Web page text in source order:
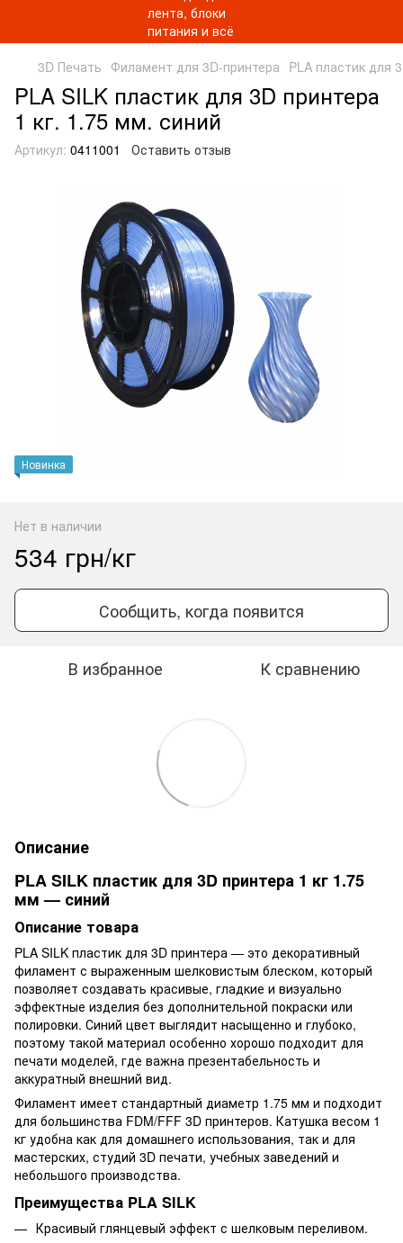
3D Печать Филамент для 3D-принтера PLA пластик для
PLA SILK пластик для 3D принтера
1 кг. 1.75 мм. синий
Артикул: 0411001 Оставить отзыв
Новинка
Нет в наличии
534 грн/кг
Сообщить, когда появится
В избранное К сравнению
Описание
PLA SILK пластик для 3D принтера 1 кг 1.75
мм — синий
Описание товара
PLA SILK пластик для 3D принтера — это декоративный
филамент с выраженным шелковистым блеском, который
позволяет создавать красивые, гладкие и визуально
эффектные изделия без дополнительной покраски или
полировки. Синий цвет выглядит насыщенно и глубоко,
поэтому такой материал особенно хорошо подходит для
печати моделей, где важна презентабельность и
аккуратный внешний вид.
Филамент имеет стандартный диаметр 1.75 мм и подходит
для большинства FDM/FFF 3D принтеров. Катушка весом 1
кг удобна как для домашнего использования, так и для
мастерских, студий 3D печати, учебных заведений и
небольшого производства.
Преимущества PLA SILK
Красивый глянцевый эффект с шелковым переливом.